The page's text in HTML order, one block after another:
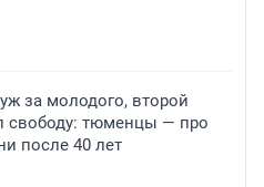
за молодого, второй
свободу: тюменцы — про
после 40 лет